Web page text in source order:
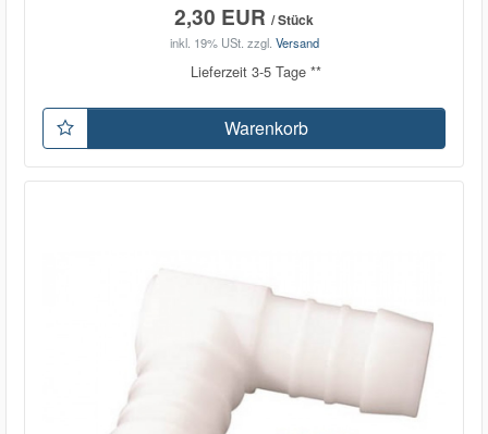
2,30 EUR / Stück
inkl. 19% USt. zzgl. Versand
Lieferzeit 3-5 Tage **
Warenkorb